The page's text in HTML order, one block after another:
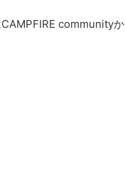
communityか